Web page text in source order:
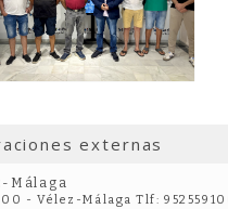
externas
Málaga
- Vélez-Málaga Tlf: